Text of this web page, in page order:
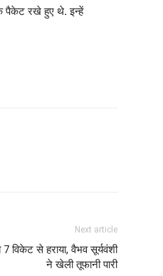
पैकेट रखे हुए थे. इन्हें
Next article
विकेट से हराया, वैभव सूर्यवंशी
ने खेली तूफानी पारी